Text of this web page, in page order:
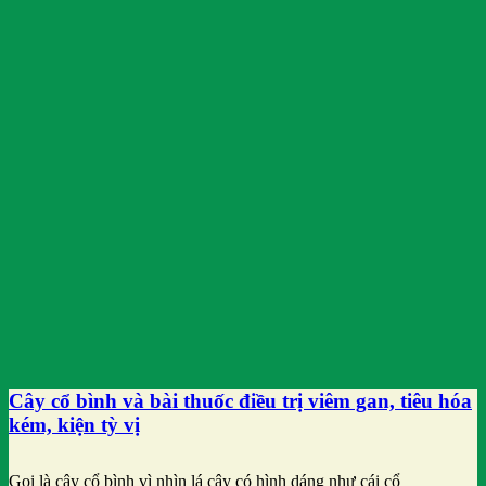
Cây cổ bình và bài thuốc điều trị viêm gan, tiêu hóa
kém, kiện tỳ vị
Gọi là cây cổ bình vì nhìn lá cây có hình dáng như cái cổ